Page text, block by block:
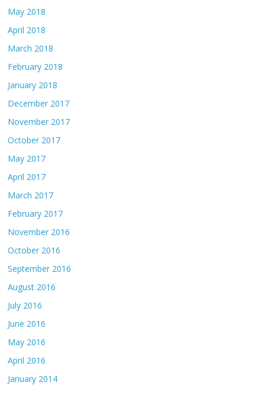
May 2018
April 2018
March 2018
February 2018
January 2018
December 2017
November 2017
October 2017
May 2017
April 2017
March 2017
February 2017
November 2016
October 2016
September 2016
August 2016
July 2016
June 2016
May 2016
April 2016
January 2014